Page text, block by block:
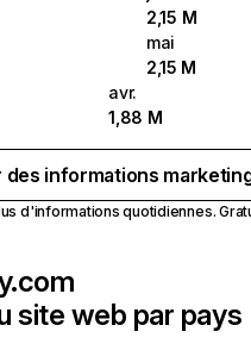
2,15 M
mai
2,15 M
avr.
1,88 M
des informations
d'informations quotidiennes.
site web par pays